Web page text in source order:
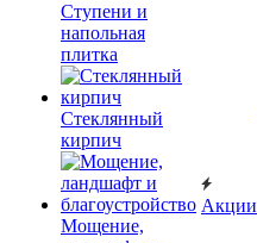
Ступени и
напольная
плитка
Cтеклянный
кирпич
Мощение,
Акции